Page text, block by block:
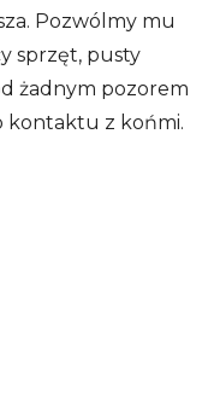
Pozwólmy mu
sprzęt, pusty
żadnym pozorem
kontaktu z końmi.